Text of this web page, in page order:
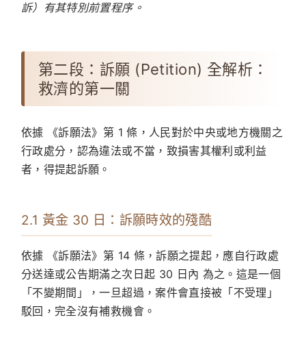
訴）有其特別前置程序。
第二段：訴願 (Petition) 全解析：
救濟的第一關
依據 《訴願法》第 1 條，人民對於中央或地方機關之
行政處分，認為違法或不當，致損害其權利或利益
者，得提起訴願。
2.1 黃金 30 日：訴願時效的殘酷
依據 《訴願法》第 14 條，訴願之提起，應自行政處
分送達或公告期滿之次日起 30 日內 為之。這是一個
「不變期間」，一旦超過，案件會直接被「不受理」
駁回，完全沒有補救機會。